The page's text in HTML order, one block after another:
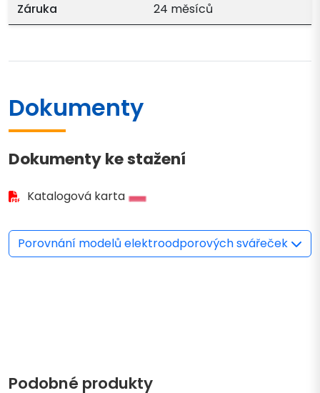
Záruka
24 měsíců
Dokumenty
Dokumenty ke stažení
Katalogová karta
Porovnání modelů elektroodporových svářeček
Podobné produkty